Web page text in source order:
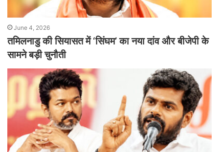
June 4, 2026
तमिलनाडु की सियासत में ‘सिंघम’ का नया दांव और बीजेपी के
सामने बड़ी चुनौती